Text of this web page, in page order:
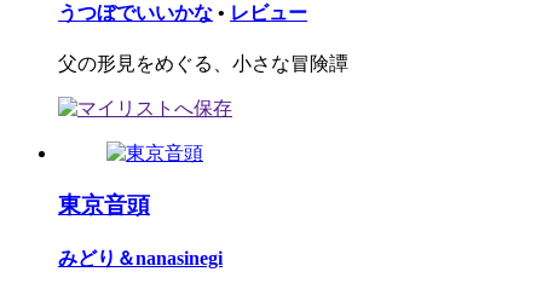
うつぼでいいかな • レビュー
父の形見をめぐる、小さな冒険譚
東京音頭
みどり＆nanasinegi